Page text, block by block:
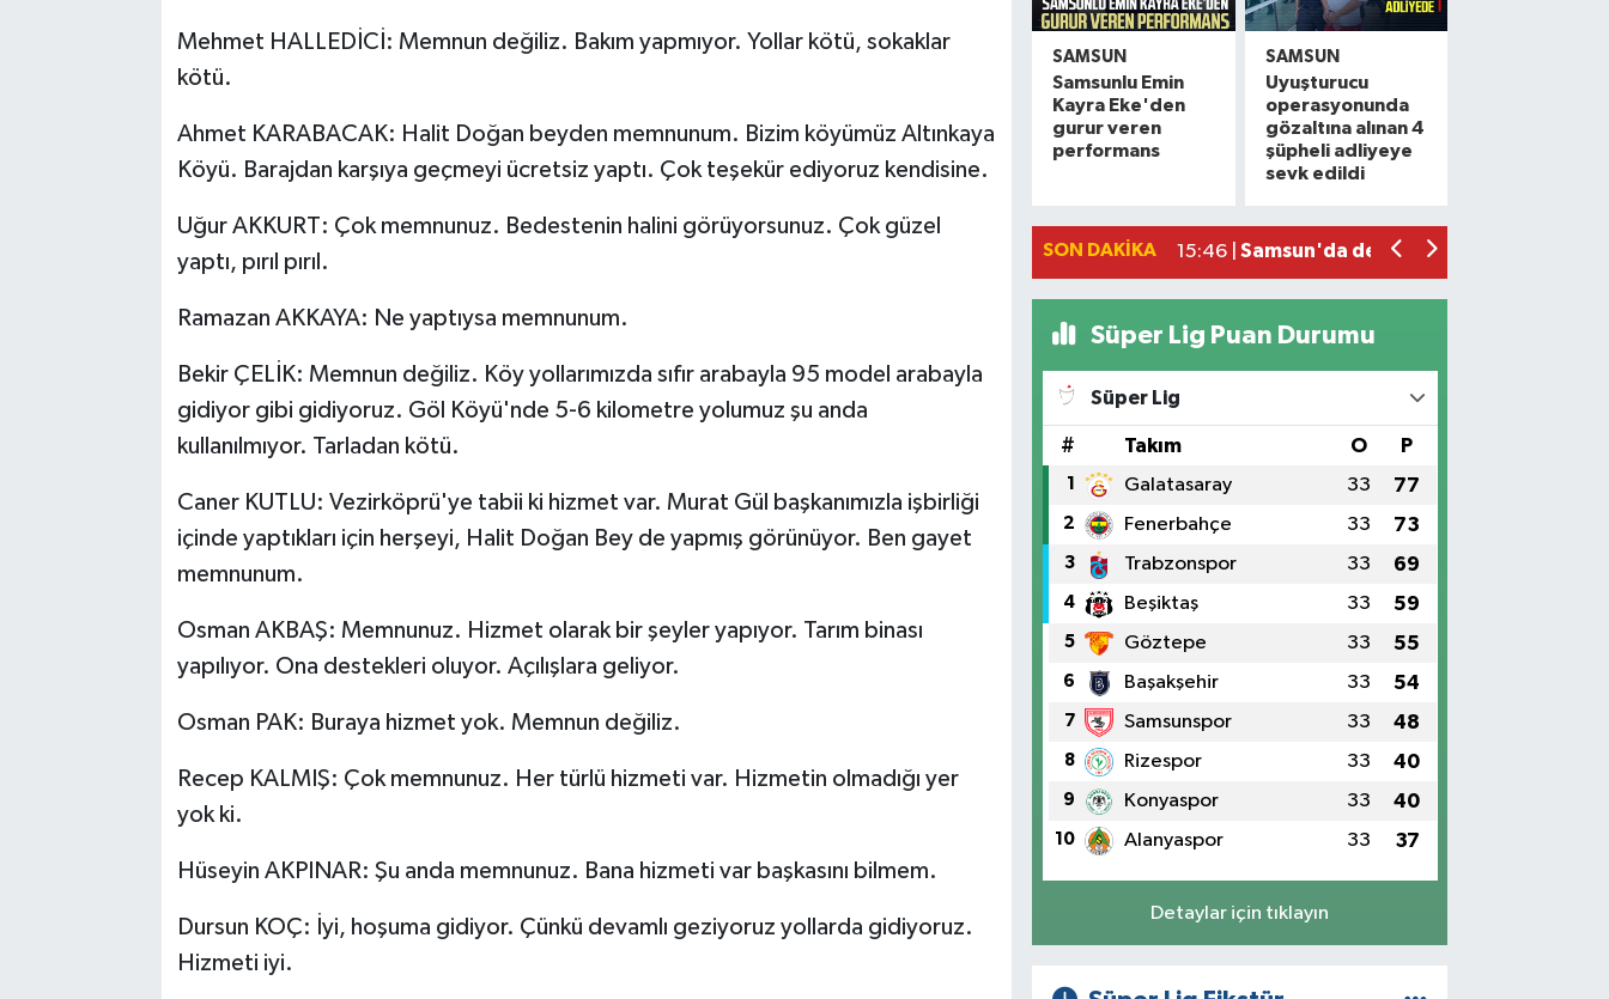
Mehmet HALLEDİCİ: Memnun değiliz. Bakım yapmıyor. Yollar kötü, sokaklar
kötü.
Ahmet KARABACAK: Halit Doğan beyden memnunum. Bizim köyümüz Altınkaya
Köyü. Barajdan karşıya geçmeyi ücretsiz yaptı. Çok teşekür ediyoruz kendisine.
Uğur AKKURT: Çok memnunuz. Bedestenin halini görüyorsunuz. Çok güzel
yaptı, pırıl pırıl.
Ramazan AKKAYA: Ne yaptıysa memnunum.
Bekir ÇELİK: Memnun değiliz. Köy yollarımızda sıfır arabayla 95 model arabayla
gidiyor gibi gidiyoruz. Göl Köyü'nde 5-6 kilometre yolumuz şu anda
kullanılmıyor. Tarladan kötü.
Caner KUTLU: Vezirköprü'ye tabii ki hizmet var. Murat Gül başkanımızla işbirliği
içinde yaptıkları için herşeyi, Halit Doğan Bey de yapmış görünüyor. Ben gayet
memnunum.
Osman AKBAŞ: Memnunuz. Hizmet olarak bir şeyler yapıyor. Tarım binası
yapılıyor. Ona destekleri oluyor. Açılışlara geliyor.
Osman PAK: Buraya hizmet yok. Memnun değiliz.
Recep KALMIŞ: Çok memnunuz. Her türlü hizmeti var. Hizmetin olmadığı yer
yok ki.
Hüseyin AKPINAR: Şu anda memnunuz. Bana hizmeti var başkasını bilmem.
Dursun KOÇ: İyi, hoşuma gidiyor. Çünkü devamlı geziyoruz yollarda gidiyoruz.
Hizmeti iyi.
SAMSUN
Samsunlu Emin
Kayra Eke'den
gurur veren
performans
SAMSUN
Uyuşturucu
operasyonunda
gözaltına alınan 4
şüpheli adliyeye
sevk edildi
SON DAKIKA
Vali Tavlı: 'Samsun, 144 milyar TL'lik
Samsun'da 12 bin 308 öğrenci yaz
Miliç'e Büyükşehir dokunuşu
14:50 |Samsun'da Yeni Parti hareketliliği! İlk
Süper Lig Puan Durumu
Süper Lig
# Takım O P
1 Galatasaray 33 77
2 Fenerbahçe 33 73
3 Trabzonspor 33 69
4 Beşiktaş 33 59
5 Göztepe 33 55
6 Başakşehir 33 54
7 Samsunspor 33 48
8 Rizespor 33 40
9 Konyaspor 33 40
10 Alanyaspor 33 37
Detaylar için tıklayın